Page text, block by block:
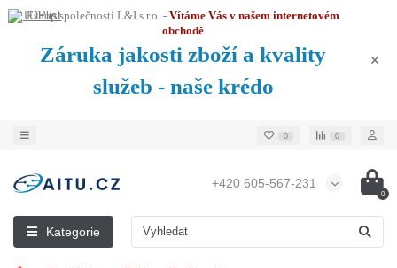
Eshop společností L&I s.r.o. - Vítáme Vás v našem internetovém
obchodě
Záruka jakosti zboží a kvality
služeb - naše krédo
0 0
+420 605-567-231
0
Kategorie